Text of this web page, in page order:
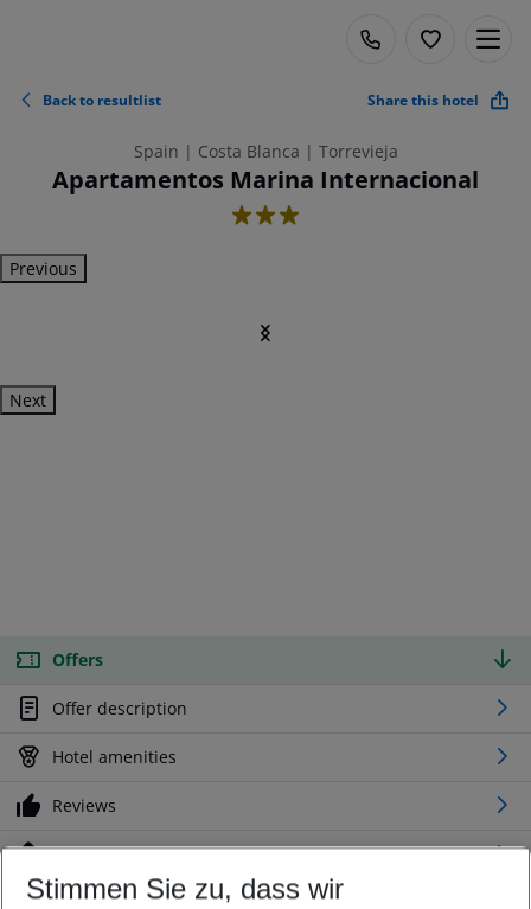
Back to resultlist Share this hotel
Spain | Costa Blanca | Torrevieja
Apartamentos Marina Internacional
3
Previous
Next
Offers
Offer description
Hotel amenities
Reviews
Location
Stimmen Sie zu, dass wir